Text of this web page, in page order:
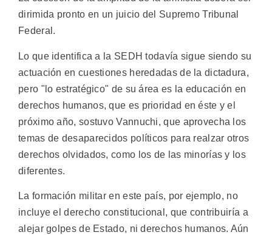
dirimida pronto en un juicio del Supremo Tribunal
Federal.
Lo que identifica a la SEDH todavía sigue siendo su
actuación en cuestiones heredadas de la dictadura,
pero "lo estratégico" de su área es la educación en
derechos humanos, que es prioridad en éste y el
próximo año, sostuvo Vannuchi, que aprovecha los
temas de desaparecidos políticos para realzar otros
derechos olvidados, como los de las minorías y los
diferentes.
La formación militar en este país, por ejemplo, no
incluye el derecho constitucional, que contribuiría a
alejar golpes de Estado, ni derechos humanos. Aún